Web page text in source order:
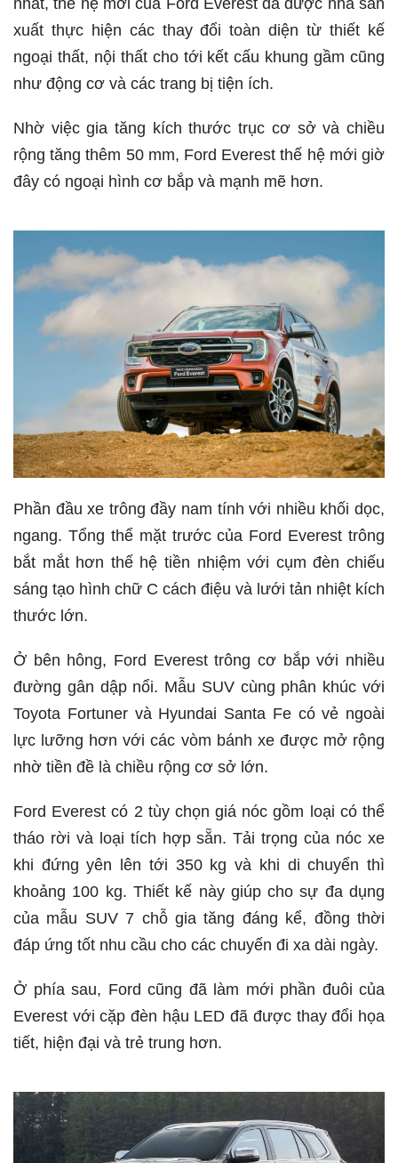
xuất thực hiện các thay đổi toàn diện từ thiết kế
ngoại thất, nội thất cho tới kết cấu khung gầm cũng
như động cơ và các trang bị tiện ích.
Nhờ việc gia tăng kích thước trục cơ sở và chiều
rộng tăng thêm 50 mm, Ford Everest thế hệ mới giờ
đây có ngoại hình cơ bắp và mạnh mẽ hơn.
Phần đầu xe trông đầy nam tính với nhiều khối dọc,
ngang. Tổng thể mặt trước của Ford Everest trông
bắt mắt hơn thế hệ tiền nhiệm với cụm đèn chiếu
sáng tạo hình chữ C cách điệu và lưới tản nhiệt kích
thước lớn.
Ở bên hông, Ford Everest trông cơ bắp với nhiều
đường gân dập nổi. Mẫu SUV cùng phân khúc với
Toyota Fortuner và Hyundai Santa Fe có vẻ ngoài
lực lưỡng hơn với các vòm bánh xe được mở rộng
nhờ tiền đề là chiều rộng cơ sở lớn.
Ford Everest có 2 tùy chọn giá nóc gồm loại có thể
tháo rời và loại tích hợp sẵn. Tải trọng của nóc xe
khi đứng yên lên tới 350 kg và khi di chuyển thì
khoảng 100 kg. Thiết kế này giúp cho sự đa dụng
của mẫu SUV 7 chỗ gia tăng đáng kể, đồng thời
đáp ứng tốt nhu cầu cho các chuyến đi xa dài ngày.
Ở phía sau, Ford cũng đã làm mới phần đuôi của
Everest với cặp đèn hậu LED đã được thay đổi họa
tiết, hiện đại và trẻ trung hơn.